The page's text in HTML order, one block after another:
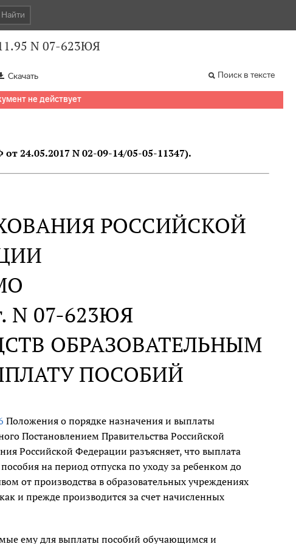
Найти
N 07-623ЮЯ
Скачать Поиск в тексте
не действует
24.05.2017 N 02-09-14/05-05-11347).
РОССИЙСКОЙ
N 07-623ЮЯ
ОБРАЗОВАТЕЛЬНЫМ
ПОСОБИЙ
Положения о порядке назначения и выплаты
Постановлением Правительства Российской
Российской Федерации разъясняет, что выплата
на период отпуска по уходу за ребенком до
от производства в образовательных учреждениях
и прежде производится за счет начисленных
ему для выплаты пособий обучающимся и